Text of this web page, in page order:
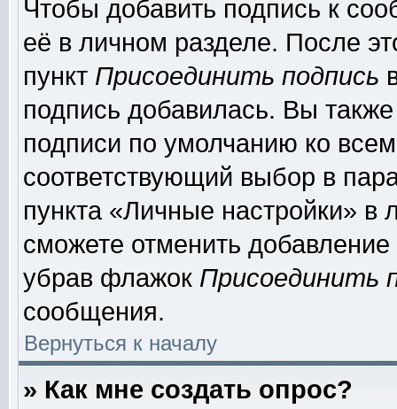
Чтобы добавить подпись к
её в личном разделе. После
пункт Присоединить подпись
подпись добавилась. Вы
подписи по умолчанию ко
соответствующий выбор в
пункта «Личные настройки»
сможете отменить
убрав флажок Присоединить
сообщения.
Вернуться к началу
» Как мне создать опрос?